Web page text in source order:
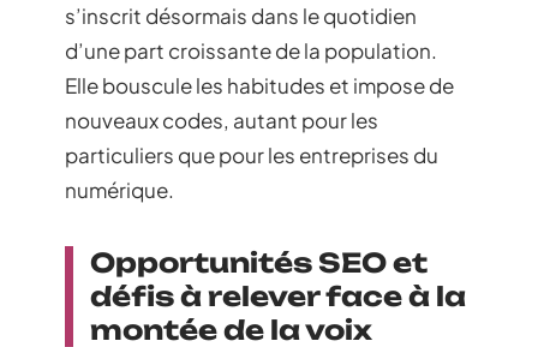
s’inscrit désormais dans le quotidien
d’une part croissante de la population.
Elle bouscule les habitudes et impose de
nouveaux codes, autant pour les
particuliers que pour les entreprises du
numérique.
Opportunités SEO et
défis à relever face à la
montée de la voix